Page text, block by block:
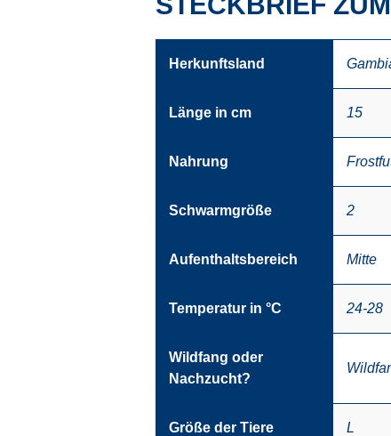
Herkunftsland
Länge in cm 15
Nahrung
Schwarmgröße 2
Aufenthaltsbereich Mitte
Temperatur in °C 24-28
Wildfang oder
Nachzucht?
Größe der Tiere L